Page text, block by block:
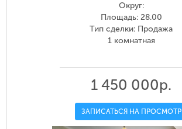
Округ:
Площадь: 28.00
Тип сделки: Продажа
1 комнатная
1 450 000р.
ЗАПИСАТЬСЯ НА ПРОСМОТР